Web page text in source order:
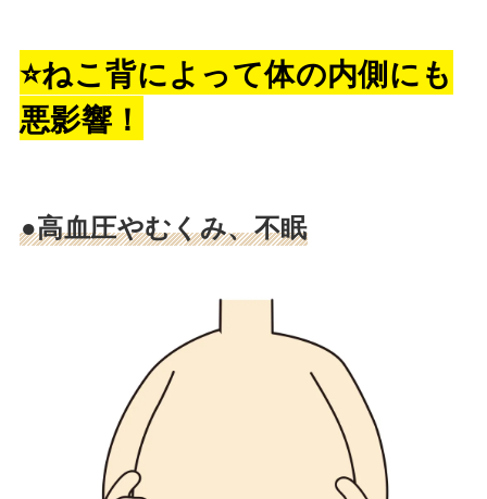
⭐️ねこ背によって体の内側にも
悪影響！
●高血圧やむくみ、不眠